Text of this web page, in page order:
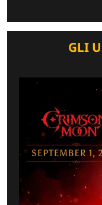
GLI